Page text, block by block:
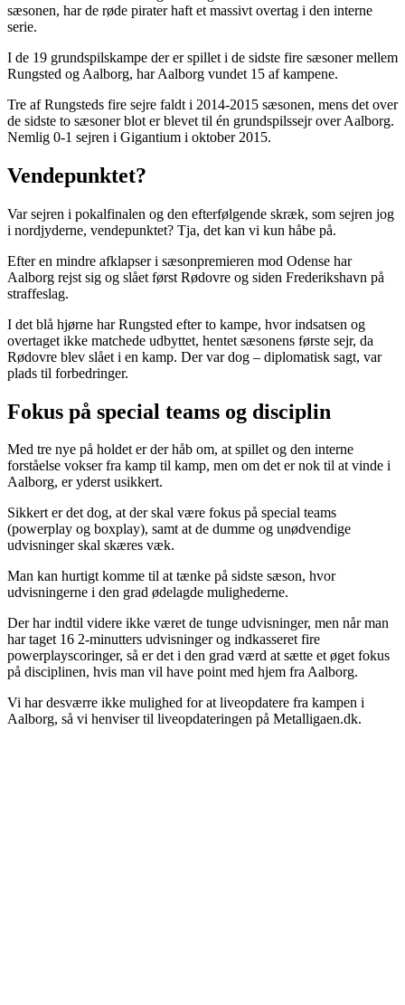
sæsonen, har de røde pirater haft et massivt overtag i den interne
serie.
I de 19 grundspilskampe der er spillet i de sidste fire sæsoner mellem
Rungsted og Aalborg, har Aalborg vundet 15 af kampene.
Tre af Rungsteds fire sejre faldt i 2014-2015 sæsonen, mens det over
de sidste to sæsoner blot er blevet til én grundspilssejr over Aalborg.
Nemlig 0-1 sejren i Gigantium i oktober 2015.
Vendepunktet?
Var sejren i pokalfinalen og den efterfølgende skræk, som sejren jog
i nordjyderne, vendepunktet? Tja, det kan vi kun håbe på.
Efter en mindre afklapser i sæsonpremieren mod Odense har
Aalborg rejst sig og slået først Rødovre og siden Frederikshavn på
straffeslag.
I det blå hjørne har Rungsted efter to kampe, hvor indsatsen og
overtaget ikke matchede udbyttet, hentet sæsonens første sejr, da
Rødovre blev slået i en kamp. Der var dog – diplomatisk sagt, var
plads til forbedringer.
Fokus på special teams og disciplin
Med tre nye på holdet er der håb om, at spillet og den interne
forståelse vokser fra kamp til kamp, men om det er nok til at vinde i
Aalborg, er yderst usikkert.
Sikkert er det dog, at der skal være fokus på special teams
(powerplay og boxplay), samt at de dumme og unødvendige
udvisninger skal skæres væk.
Man kan hurtigt komme til at tænke på sidste sæson, hvor
udvisningerne i den grad ødelagde mulighederne.
Der har indtil videre ikke været de tunge udvisninger, men når man
har taget 16 2-minutters udvisninger og indkasseret fire
powerplayscoringer, så er det i den grad værd at sætte et øget fokus
på disciplinen, hvis man vil have point med hjem fra Aalborg.
Vi har desværre ikke mulighed for at liveopdatere fra kampen i
Aalborg, så vi henviser til liveopdateringen på Metalligaen.dk.